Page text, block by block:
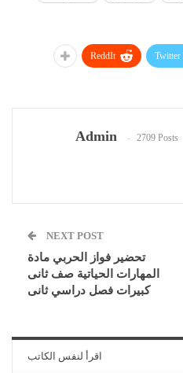
Twitter
ReddIt
Admin 2709 Posts
NEXT POST
تحضير فواز الحربي مادة
المهارات الحياتية صف ثانى
كبيرات فصل دراسي ثانى
اقرأ لنفس الكاتب